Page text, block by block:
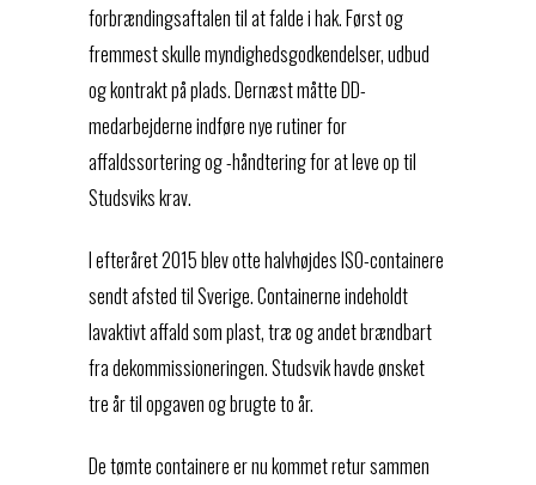
forbrændingsaftalen til at falde i hak. Først og
fremmest skulle myndighedsgodkendelser, udbud
og kontrakt på plads. Dernæst måtte DD-
medarbejderne indføre nye rutiner for
affaldssortering og -håndtering for at leve op til
Studsviks krav.
I efteråret 2015 blev otte halvhøjdes ISO-containere
sendt afsted til Sverige. Containerne indeholdt
lavaktivt affald som plast, træ og andet brændbart
fra dekommissioneringen. Studsvik havde ønsket
tre år til opgaven og brugte to år.
De tømte containere er nu kommet retur sammen